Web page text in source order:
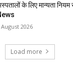
के लिए मान्यता
August 2026
Load more